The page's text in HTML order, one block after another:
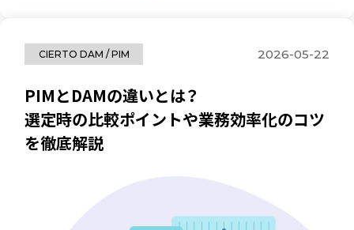
CIERTO DAM / PIM 2026-05-22
PIMとDAMの違いとは？
選定時の比較ポイントや業務効率化のコツ
を徹底解説